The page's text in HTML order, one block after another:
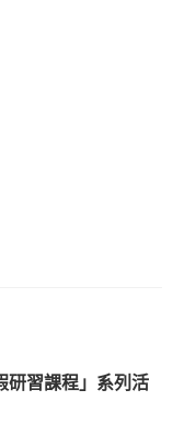
研習課程」系列活